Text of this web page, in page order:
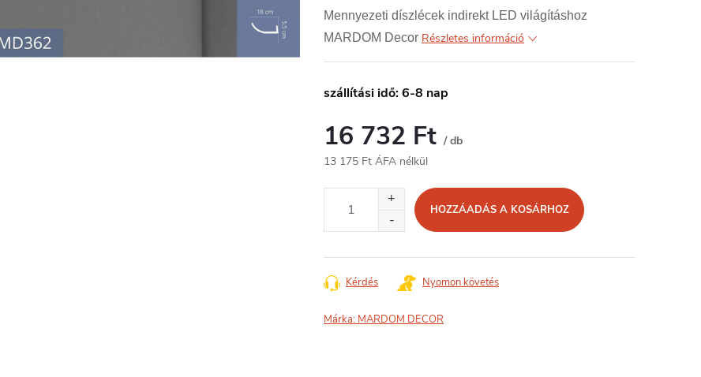
Mennyezeti díszlécek indirekt LED világításhoz
MARDOM Decor Részletes információ
szállítási idő: 6-8 nap
16 732 Ft / db
13 175 Ft ÁFA nélkül
HOZZÁADÁS A KOSÁRHOZ
Kérdés Nyomon követés
Márka: MARDOM DECOR